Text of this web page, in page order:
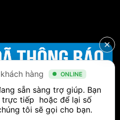
hàng ONLINE
sẵn sàng trợ giúp. Bạn
tiếp  hoặc để lại số
tôi sẽ gọi cho bạn.